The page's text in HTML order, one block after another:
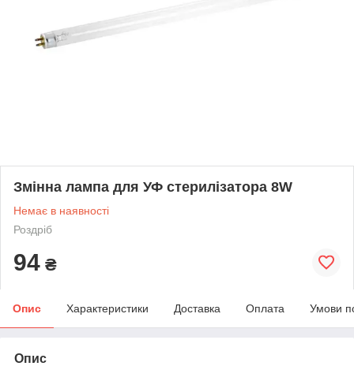
Змінна лампа для УФ стерилізатора 8W
Немає в наявності
Роздріб
94 ₴
Опис Характеристики Доставка Оплата Умови
Опис